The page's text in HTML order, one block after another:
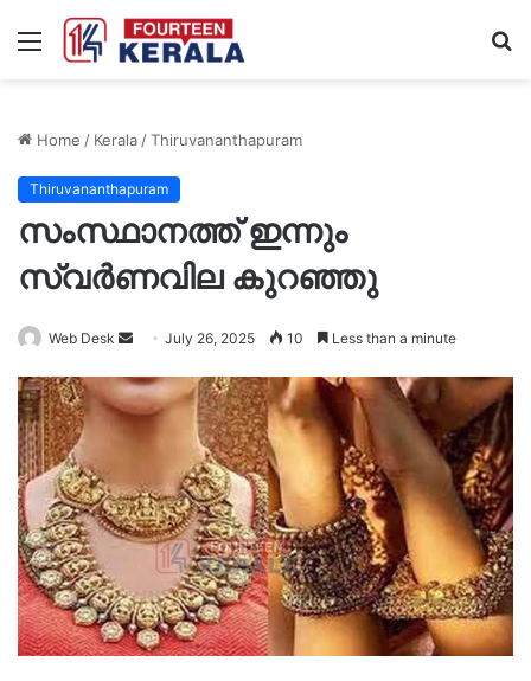
Menu
Home / Kerala/Thiruvananthapuram
Thiruvananthapuram
സംസ്ഥാനത്ത് ഇന്നും
സ്വർണവില കുറഞ്ഞു
Web Desk
Send
email
July 26, 2025 10 Less than a minute